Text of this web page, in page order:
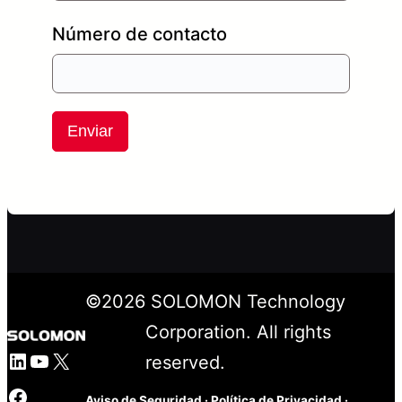
Número de contacto
Enviar
LinkedIn
YouTube
X
©2026SOLOMON Technology
Corporation. All rights
reserved.